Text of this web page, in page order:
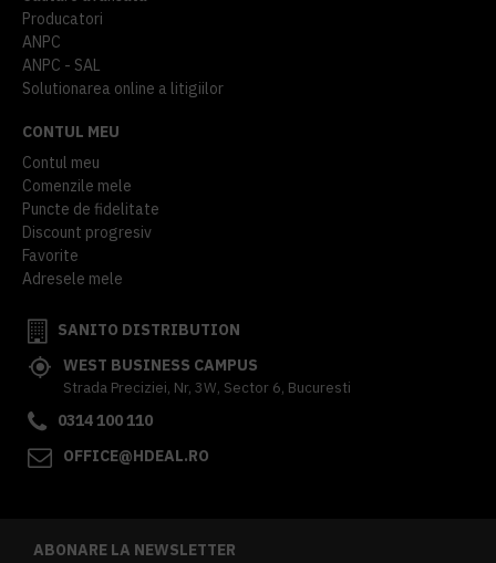
Producatori
ANPC
ANPC - SAL
Solutionarea online a litigiilor
CONTUL MEU
Contul meu
Comenzile mele
Puncte de fidelitate
Discount progresiv
Favorite
Adresele mele
SANITO DISTRIBUTION
WEST BUSINESS CAMPUS
Strada Preciziei, Nr, 3W, Sector 6, Bucuresti
0314 100 110
OFFICE@HDEAL.RO
ABONARE LA NEWSLETTER